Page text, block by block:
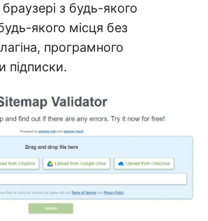
з будь-якого
якого місця без
програмного
підписки.